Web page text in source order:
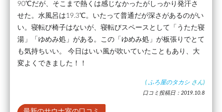
90℃だが、そこまで熱くは感じなかったがしっかり発汗さ
せた。水風呂は19.3℃。いたって普通だが深さがあるのがい
い。寝転び椅子はないが、寝転びスペースとして「うたた寝
湯」「ゆめみ処」がある。この「ゆめみ処」が板張りでとて
も気持ちいい。 今日はいい風が吹いていたこともあり、大
変よくできました！！
( ふろ屋のタカシ さん)
口コミ投稿日：2019.10.8